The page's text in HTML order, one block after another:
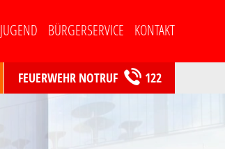
JUGEND BÜRGERSERVICE KONTAKT
FEUERWEHR NOTRUF 122